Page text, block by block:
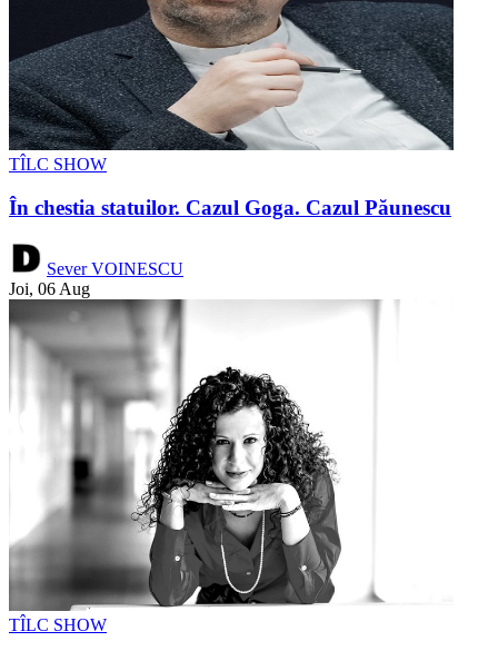
TÎLC SHOW
În chestia statuilor. Cazul Goga. Cazul Păunescu
Sever VOINESCU
Joi, 06 Aug
TÎLC SHOW